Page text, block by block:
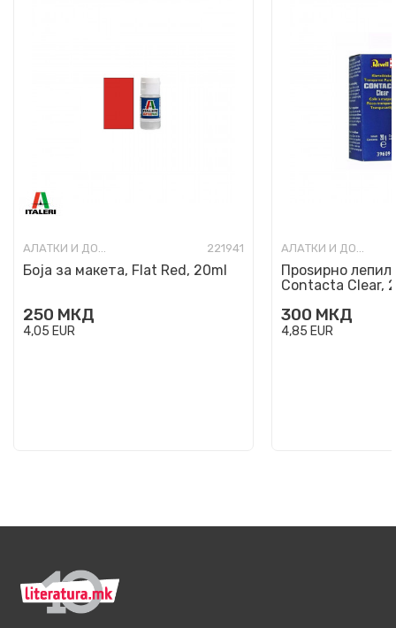
АЛАТКИ И ДОДАТОЦИ ЗА МАКЕТИ 221941
Боја за макета, Flat Red, 20ml
250 МКД
4,05 EUR
АЛАТКИ И ДОДАТОЦИ ЗА МАКЕТИ
Проѕирно
Contacta Clear,
300 МКД
4,85 EUR